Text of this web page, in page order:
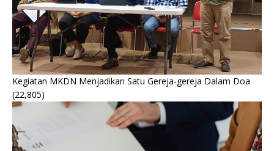
Kegiatan MKDN Menjadikan Satu Gereja-gereja Dalam Doa
(22,805)